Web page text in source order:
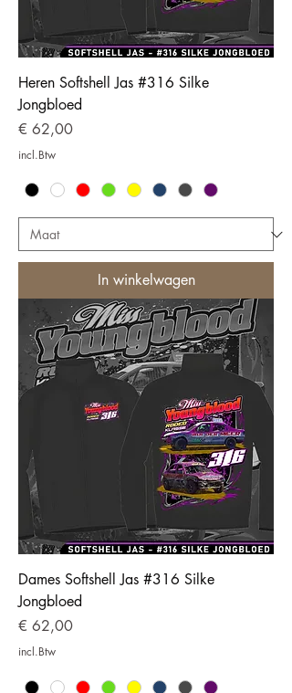
Heren Softshell Jas #316 Silke
Jongbloed
Prijs
€ 62,00
incl.Btw
In winkelwagen
Dames Softshell Jas #316 Silke
Jongbloed
Prijs
€ 62,00
incl.Btw